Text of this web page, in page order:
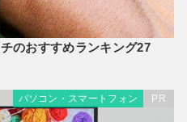
のおすすめランキング27
パソコン・スマートフォン PR